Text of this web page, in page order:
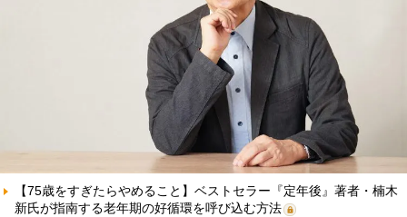
【75歳をすぎたらやめること】ベストセラー『定年後』著者・楠木
新氏が指南する老年期の好循環を呼び込む方法